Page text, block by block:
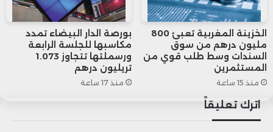
المؤسسة.
الخزينة المغربية تعبئ 800
مليون درهم من سوق
السندات وسط طلب قوي من
المستثمرين
منذ 15 ساعة
بورصة الدار البيضاء تمدد
مكاسبها للجلسة الرابعة
ورسملتها تتجاوز 1.073
تريليون درهم
منذ 17 ساعة
اترك تعليقاً